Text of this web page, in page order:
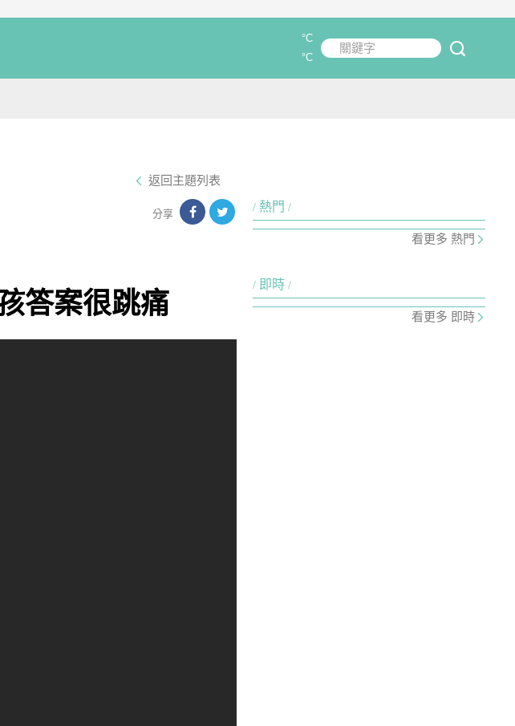
關鍵字
°C
°C
返回主題列表
分享
答案很跳痛
熱門
看更多 熱門
即時
看更多 即時